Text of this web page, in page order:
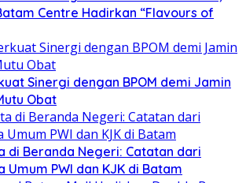
Centre Hadirkan “Flavours of
Sinergi dengan BPOM demi Jamin
Obat
di Beranda Negeri: Catatan dari
Umum PWI dan KJK di Batam